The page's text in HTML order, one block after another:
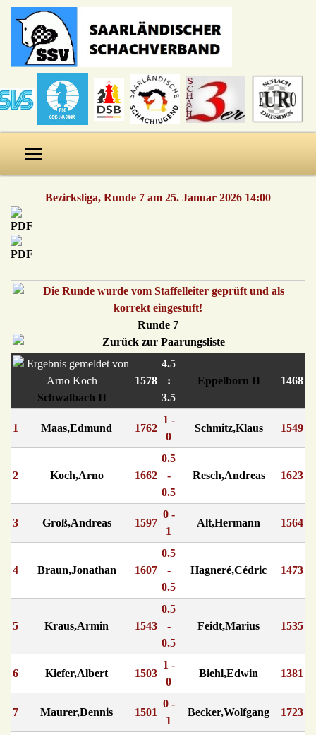
Bezirksliga, Runde 7 am 25. Januar 2026 14:00
Runde 7
Schwalbach II
1578
4.5
:
3.5
Eppelborn II 1468
1 Maas,Edmund 1762
1 -
0
Schmitz,Klaus 1549
2 Koch,Arno 1662
0.5
-
0.5
Resch,Andreas 1623
3 Groß,Andreas 1597
0 -
1
Alt,Hermann 1564
4 Braun,Jonathan 1607
0.5
-
0.5
Hagneré,Cédric 1473
5 Kraus,Armin 1543
0.5
-
0.5
Feidt,Marius 1535
6 Kiefer,Albert 1503
1 -
0
Biehl,Edwin 1381
7 Maurer,Dennis 1501
0 -
1
Becker,Wolfgang 1723